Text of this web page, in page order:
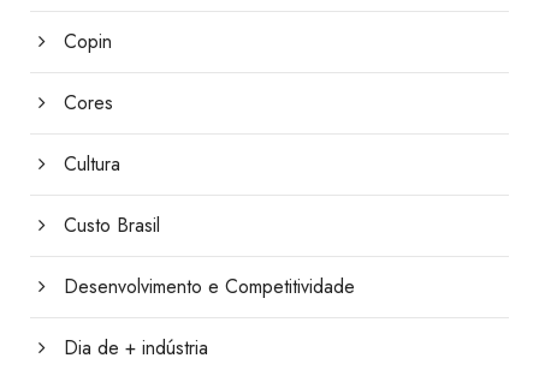
Copin
Cores
Cultura
Custo Brasil
Desenvolvimento e Competitividade
Dia de + indústria